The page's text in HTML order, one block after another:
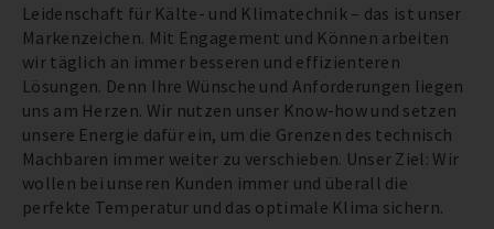
Leidenschaft für Kälte- und Klimatechnik – das ist unser
Markenzeichen. Mit Engagement und Können arbeiten
wir täglich an immer besseren und effizienteren
Lösungen. Denn Ihre Wünsche und Anforderungen liegen
uns am Herzen. Wir nutzen unser Know-how und setzen
unsere Energie dafür ein, um die Grenzen des technisch
Machbaren immer weiter zu verschieben. Unser Ziel: Wir
wollen bei unseren Kunden immer und überall die
perfekte Temperatur und das optimale Klima sichern.